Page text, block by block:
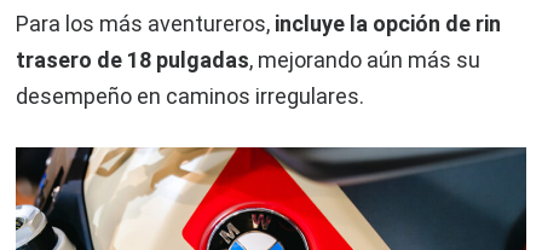
Para los más aventureros, incluye la opción de rin
trasero de 18 pulgadas, mejorando aún más su
desempeño en caminos irregulares.